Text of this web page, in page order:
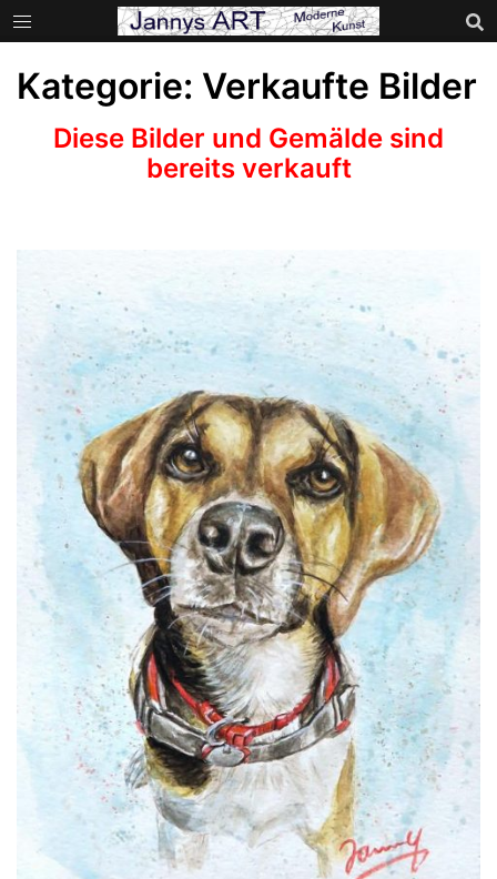
Zum
Inhalt
springen
Kategorie: Verkaufte Bilder
Diese Bilder und Gemälde sind
bereits verkauft